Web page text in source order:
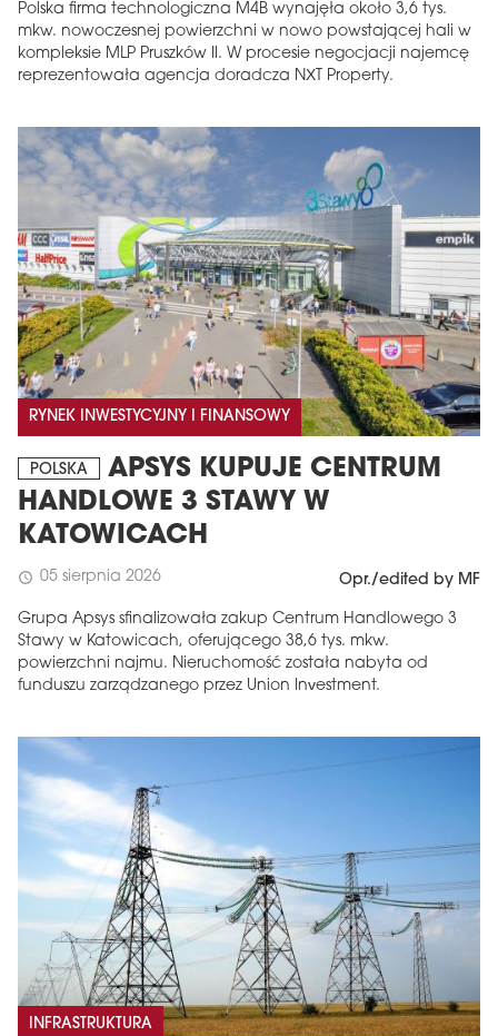
Polska firma technologiczna M4B wynajęła około 3,6 tys.
mkw. nowoczesnej powierzchni w nowo powstającej hali w
kompleksie MLP Pruszków II. W procesie negocjacji najemcę
reprezentowała agencja doradcza NXT Property.
RYNEK INWESTYCYJNY I FINANSOWY
POLSKA
APSYS KUPUJE CENTRUM
HANDLOWE 3 STAWY W
KATOWICACH
schedule 05 sierpnia 2026 Opr./edited by MF
Grupa Apsys sfinalizowała zakup Centrum Handlowego 3
Stawy w Katowicach, oferującego 38,6 tys. mkw.
powierzchni najmu. Nieruchomość została nabyta od
funduszu zarządzanego przez Union Investment.
INFRASTRUKTURA